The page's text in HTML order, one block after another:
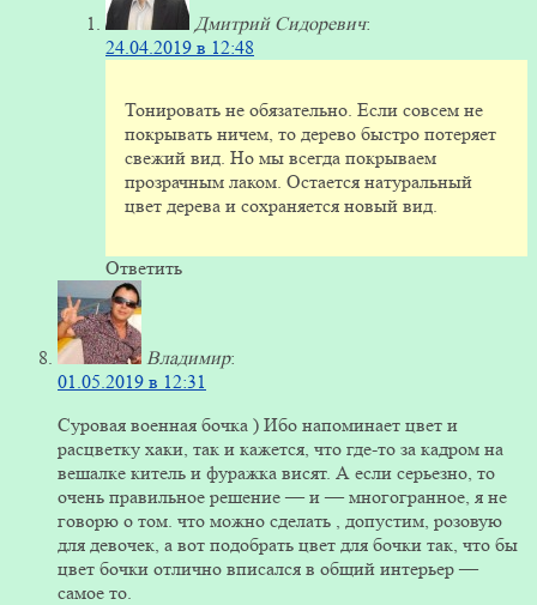
Дмитрий Сидоревич:
24.04.2019 в 12:48
Тонировать не обязательно. Если совсем не
покрывать ничем, то дерево быстро потеряет
свежий вид. Но мы всегда покрываем
прозрачным лаком. Остается натуральный
цвет дерева и сохраняется новый вид.
Ответить
Владимир:
01.05.2019 в 12:31
Суровая военная бочка ) Ибо напоминает цвет и
расцветку хаки, так и кажется, что где-то за кадром на
вешалке китель и фуражка висят. А если серьезно, то
очень правильное решение — и — многогранное, я не
говорю о том. что можно сделать , допустим, розовую
для девочек, а вот подобрать цвет для бочки так, что бы
цвет бочки отлично вписался в общий интерьер —
самое то.